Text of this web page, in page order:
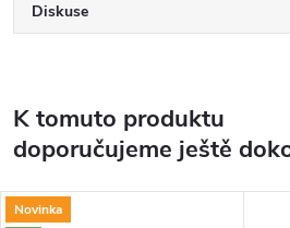
Diskuse
K tomuto produktu
doporučujeme ještě
Novinka